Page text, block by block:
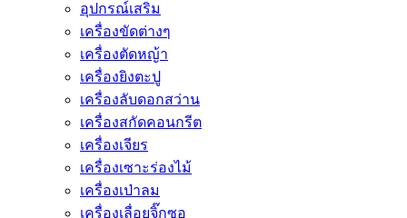
อุปกรณ์เสริม
เครื่องขัดต่างๆ
เครื่องตัดหญ้า
เครื่องยิงตะปู
เครื่องลับดอกสว่าน
เครื่องสกัดคอนกรีต
เครื่องเจียร
เครื่องเซาะร่องไม้
เครื่องเป่าลม
เครื่องเลื่อยจิ๊กซอ